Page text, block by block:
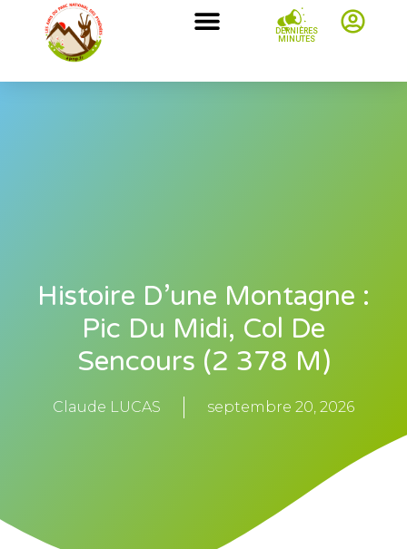
DERNIÈRES
MINUTES
Histoire D’une Montagne :
Pic Du Midi, Col De
Sencours (2 378 M)
Claude LUCAS septembre 20, 2026